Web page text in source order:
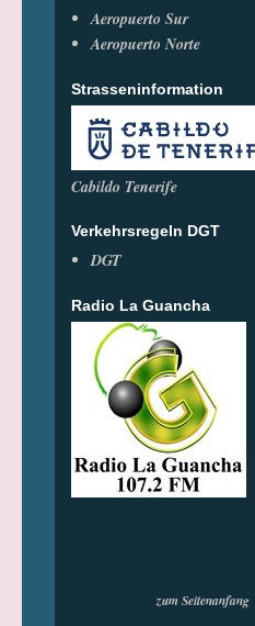
Aeropuerto Sur
Aeropuerto Norte
Strasseninformation
Cabildo Tenerife
Verkehrsregeln DGT
DGT
Radio La Guancha
zum Seitenanfang